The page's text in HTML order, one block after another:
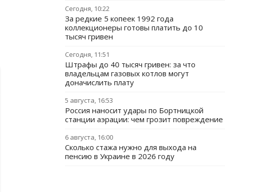
Сегодня, 10:22
За редкие 5 копеек 1992 года
коллекционеры готовы платить до 10
тысяч гривен
Сегодня, 11:51
Штрафы до 40 тысяч гривен: за что
владельцам газовых котлов могут
доначислить плату
5 августа, 16:53
Россия наносит удары по Бортницкой
станции аэрации: чем грозит повреждение
6 августа, 16:00
Сколько стажа нужно для выхода на
пенсию в Украине в 2026 году